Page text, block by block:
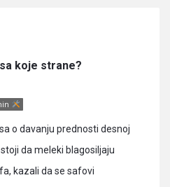
koje strane?
o davanju prednosti desnoj
da meleki blagosiljaju
kazali da se safovi